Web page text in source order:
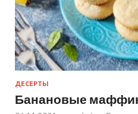
ДЕСЕРТЫ
Банановые